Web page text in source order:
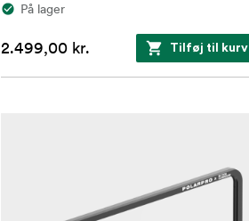
På lager
2.499,00 kr. Tilføj til kurv